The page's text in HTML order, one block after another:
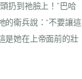
扔到祂臉上！”巴哈
的衛兵說：“不要讓這
是她在上帝面前的壯